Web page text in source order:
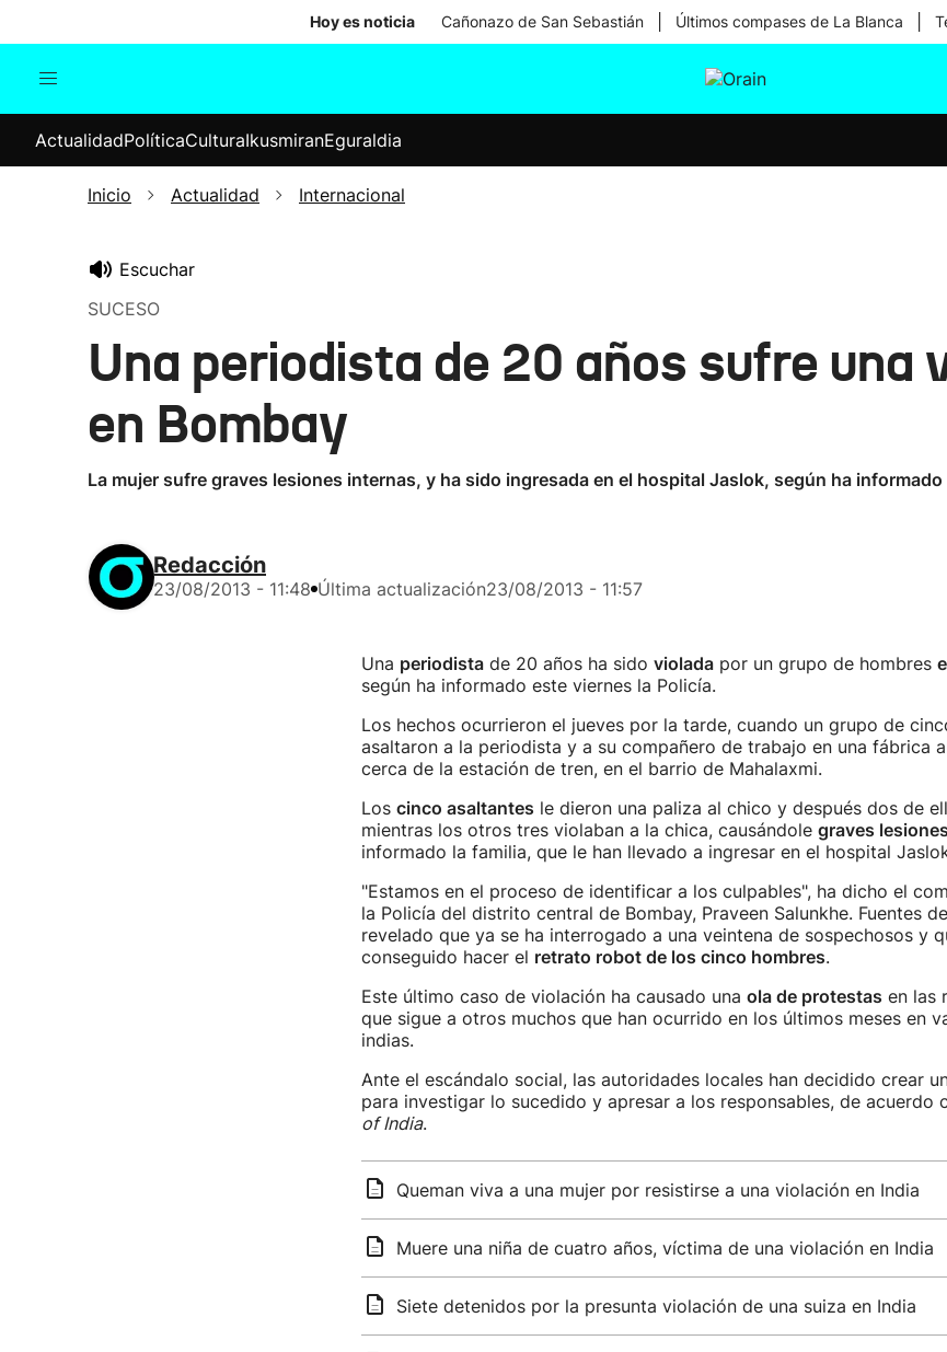
Hoy es noticia Cañonazo de San Sebastián Últimos compases de La Blanca
Internacional
Elecciones
ActualidadPolíticaCulturaIkusmiranEguraldia
Inicio Actualidad Internacional
Escuchar
SUCESO
Una periodista de 20 años sufre una
en Bombay
La mujer sufre graves lesiones internas, y ha sido ingresada en el hospital Jaslok, según ha informado
Redacción
23/08/2013 - 11:48 Última actualización23/08/2013 - 11:57
Una periodistade 20 años ha sido violadapor un grupo de hombres
según ha informado este viernes la Policía.
Los hechos ocurrieron el jueves por la tarde, cuando un grupo de
asaltaron a la periodista y a su compañero de trabajo en una fábrica
cerca de la estación de tren, en el barrio de Mahalaxmi.
Los cinco asaltantes le dieron una paliza al chico y después dos de
mientras los otros tres violaban a la chica, causándole graves
informado la familia, que le han llevado a ingresar en el hospital
"Estamos en el proceso de identificar a los culpables", ha dicho el
la Policía del distrito central de Bombay, Praveen Salunkhe. Fuentes
revelado que ya se ha interrogado a una veintena de sospechosos y
conseguido hacer el retrato robot de los cinco hombres.
Este último caso de violación ha causado una ola de protestas en las
que sigue a otros muchos que han ocurrido en los últimos meses en
indias.
Ante el escándalo social, las autoridades locales han decidido crear
para investigar lo sucedido y apresar a los responsables, de acuerdo
of India.
Queman viva a una mujer por resistirse a una violación en India
Muere una niña de cuatro años, víctima de una violación en India
Siete detenidos por la presunta violación de una suiza en India